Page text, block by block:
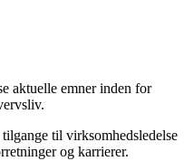
aktuelle emner inden for
til virksomhedsledelse
og karrierer.